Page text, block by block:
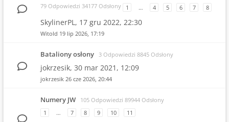
79 Odpowiedzi 34177 Odsłony 1 … 4 5 6 7 8
SkylinerPL, 17 gru 2022, 22:30
Witold 19 lip 2026, 17:19
Bataliony osłony 3 Odpowiedzi 8845 Odsłony
jokrzesik, 30 mar 2021, 12:09
jokrzesik 26 cze 2026, 20:44
Numery JW
105 Odpowiedzi 89944 Odsłony
1
… 7 8 9 10 11